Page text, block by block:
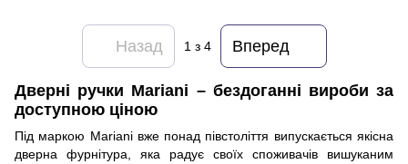
Назад 1 з 4 Вперед
Дверні ручки Mariani – бездоганні вироби за
доступною ціною
Під маркою Mariani вже понад півстоліття випускається якісна
дверна фурнітура, яка радує своїх споживачів вишуканим